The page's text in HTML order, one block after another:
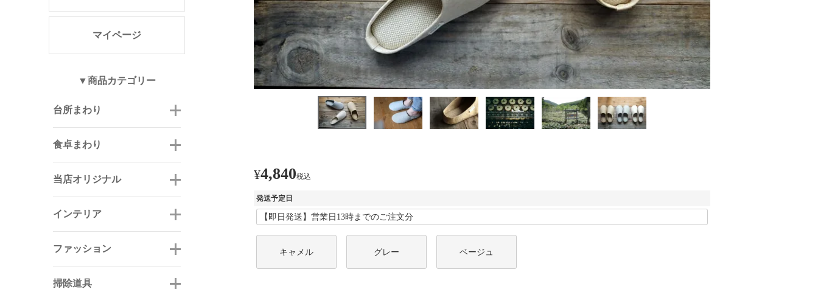
マイページ
▼商品カテゴリー
台所まわり
食卓まわり
当店オリジナル
インテリア
ファッション
掃除道具
¥4,840税込
発送予定日
キャメル グレー ベージュ